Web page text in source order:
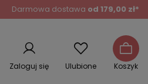
Darmowa dostawa od 179,00 zł*
Zaloguj się Ulubione Koszyk